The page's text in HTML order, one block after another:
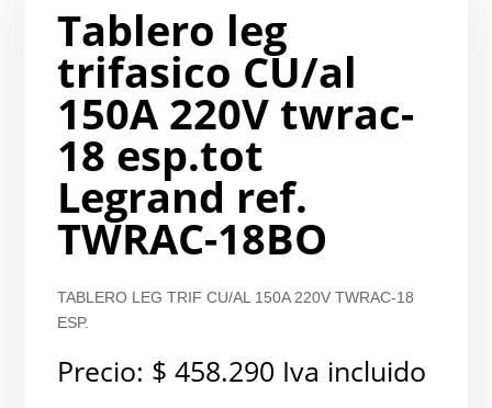
Tablero leg
trifasico CU/al
150A 220V twrac-
18 esp.tot
Legrand ref.
TWRAC-18BO
TABLERO LEG TRIF CU/AL 150A 220V TWRAC-18
ESP.
Precio: $ 458.290 Iva incluido